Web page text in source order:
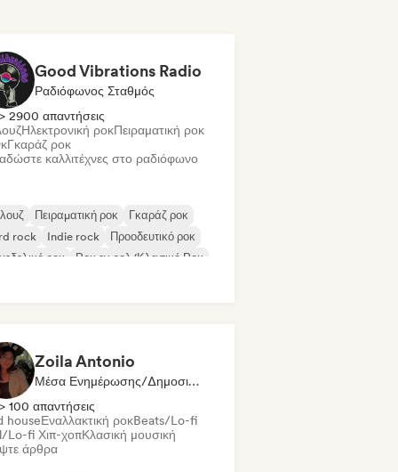
Good Vibrations Radio
Ραδιόφωνος Σταθμός
> 2900 απαντήσεις
Ηλεκτρονική ροκΠειραματική ροκ
Γκαράζ ροκ
καλλιτέχνες στο ραδιόφωνο
Πειραματική ροκ
Γκαράζ ροκ
rock
Indie rock
Προοδευτικό ροκ
ροκ
Ροκ εν ρολ/Κλασικό Ροκ
Zoila Antonio
Μέσα Ενημέρωσης/Δημοσιογράφος
> 100 απαντήσεις
houseΕναλλακτική ροκBeats/Lo-fi
Lo-fi Χιπ-χοπΚλασική μουσική
άρθρα